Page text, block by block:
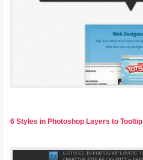
6 Styles in Photoshop Layers to Tooltip